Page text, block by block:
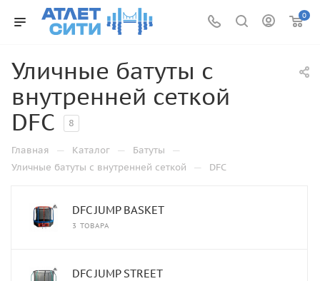
0
Уличные батуты с
внутренней сеткой
DFC
8
Главная — Каталог — Батуты —
Уличные батуты с внутренней сеткой — DFC
DFC JUMP BASKET
3 ТОВАРА
DFC JUMP STREET